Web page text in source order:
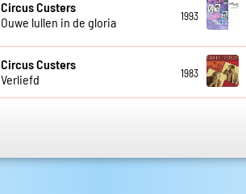
Circus Custers
Ouwe lullen in de gloria
1993
Circus Custers
Verliefd
1983